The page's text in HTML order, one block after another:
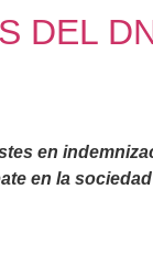
DEL
en
en la